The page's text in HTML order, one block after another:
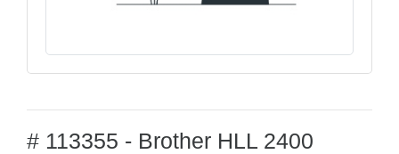
# 113355 - Brother HLL 2400